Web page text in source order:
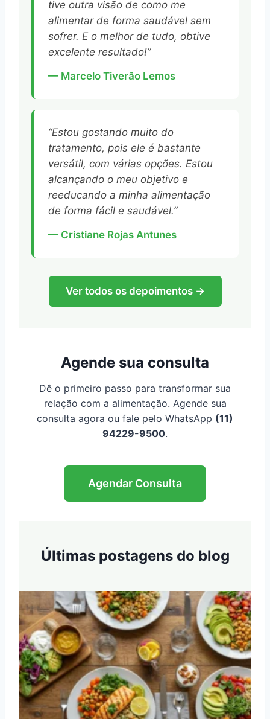
tive outra visão de como me
alimentar de forma saudável sem
sofrer. E o melhor de tudo, obtive
excelente resultado!”
— Marcelo Tiverão Lemos
“Estou gostando muito do
tratamento, pois ele é bastante
versátil, com várias opções. Estou
alcançando o meu objetivo e
reeducando a minha alimentação
de forma fácil e saudável.”
— Cristiane Rojas Antunes
Ver todos os depoimentos →
Agende sua consulta
Dê o primeiro passo para transformar sua
relação com a alimentação. Agende sua
consulta agora ou fale pelo WhatsApp (11)
94229-9500.
Agendar Consulta
Últimas postagens do blog